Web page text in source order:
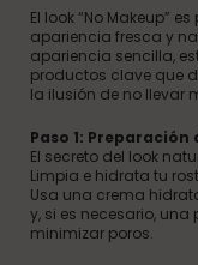
El look “No Makeup”
apariencia fresca y
apariencia sencilla,
productos clave que
la ilusión de no llevar
Paso 1: Preparación
El secreto del look
Limpia e hidrata tu
Usa una crema
y, si es necesario,
minimizar poros.